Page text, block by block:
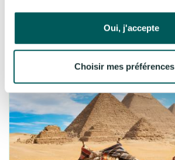
Oui, j'accepte
Choisir mes préférences
/PERS.